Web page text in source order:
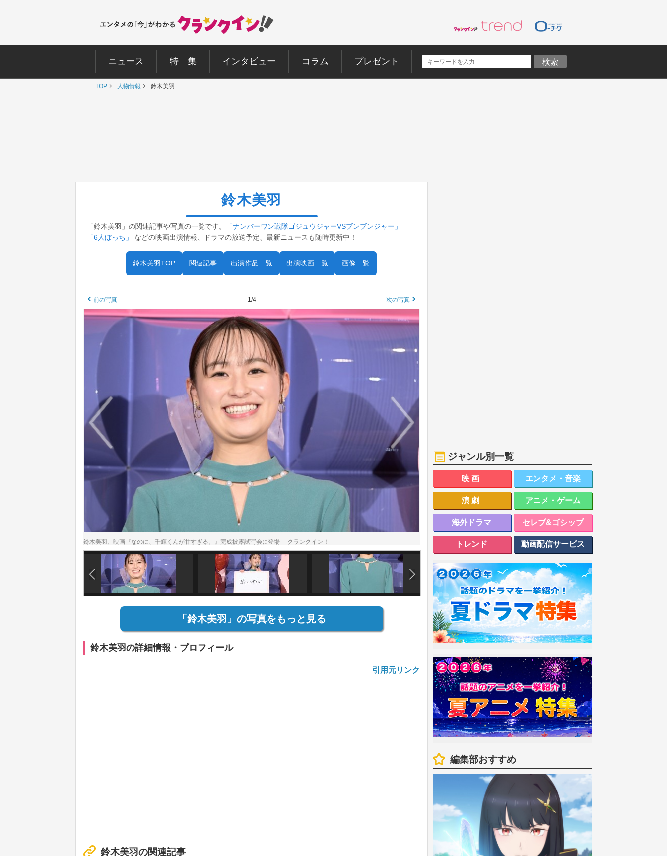
ニュース 特 集 インタビュー コラム プレゼント
TOP 人物情報 鈴木美羽
鈴木美羽
「鈴木美羽」の関連記事や写真の一覧です。
「ナンバーワン戦隊ゴジュウジャーVSブンブンジャー」
「6人ぼっち」
などの映画出演情報、ドラマの放送予定、最新ニュースも随時更新中！
鈴木美羽TOP 関連記事 出演作品一覧 出演映画一覧 画像一覧
前の写真 1/4 次の写真
鈴木美羽、映画『なのに、千輝くんが甘すぎる。』完成披露試写会に登場 クランクイン！
「鈴木美羽」の写真をもっと見る
鈴木美羽の詳細情報・プロフィール
引用元リンク
鈴木美羽の関連記事
ジャンル別一覧
映画 エンタメ・音楽
演劇 アニメ・ゲーム
海外ドラマ セレブ&ゴシップ
トレンド 動画配信サービス
編集部おすすめ